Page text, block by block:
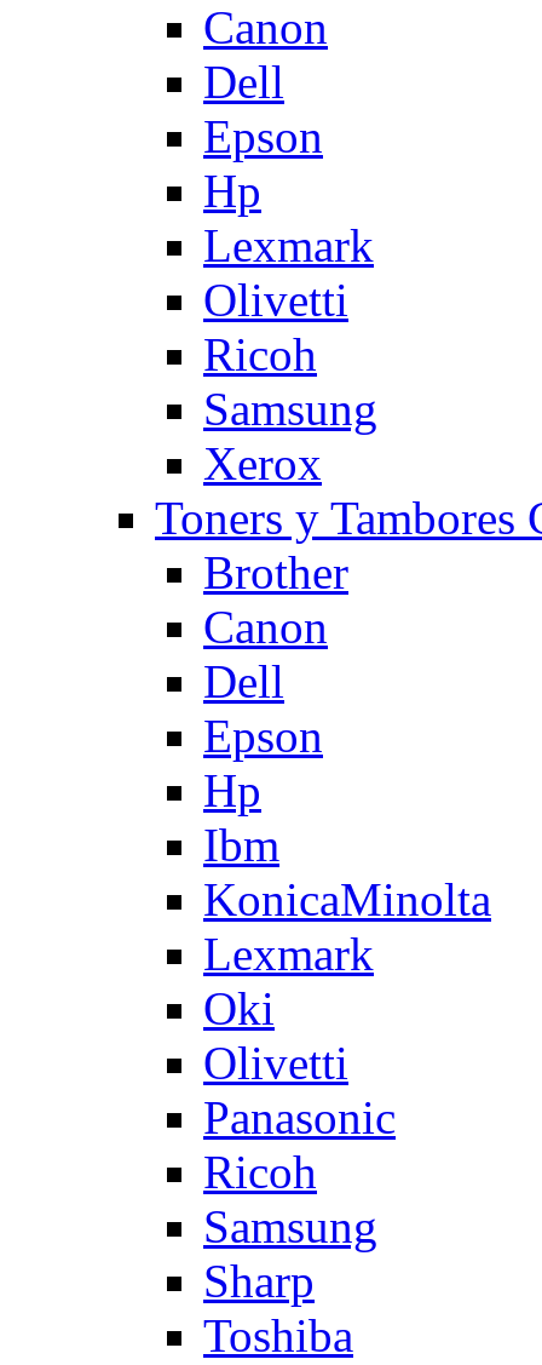
Canon
Dell
Epson
Hp
Lexmark
Olivetti
Ricoh
Samsung
Xerox
Toners y
Brother
Canon
Dell
Epson
Hp
Ibm
KonicaMinolta
Lexmark
Oki
Olivetti
Panasonic
Ricoh
Samsung
Sharp
Toshiba